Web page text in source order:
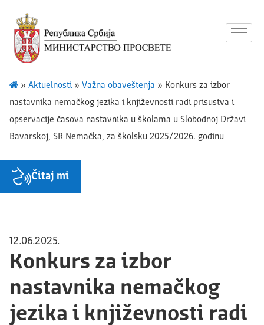
» Aktuelnosti» Važna obaveštenja » Konkurs za izbor
nastavnika nemačkog jezika i književnosti radi prisustva i
opservacije časova nastavnika u školama u Slobodnoj Državi
Bavarskoj, SR Nemačka, za školsku 2025/2026. godinu
Čitaj mi
12.06.2025.
Konkurs za izbor
nastavnika nemačkog
jezika i književnosti radi